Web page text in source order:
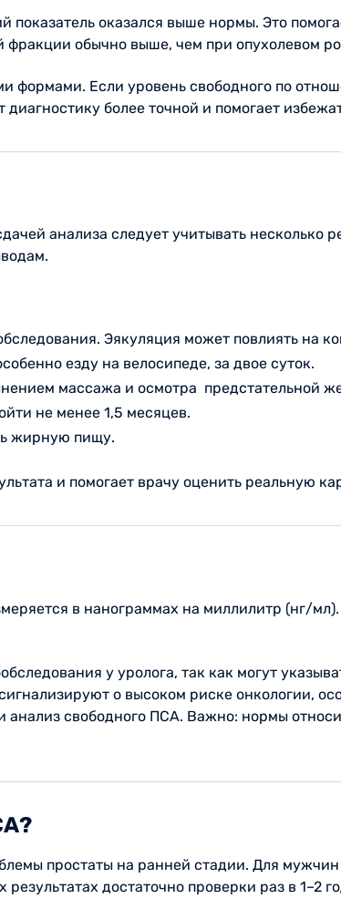
оказался выше нормы. Это
фракции обычно выше, чем при опухолевом
формами. Если уровень свободного по
диагностику более точной и помогает
анализа следует учитывать
Эякуляция может повлиять на
езду на велосипеде, за двое суток.
массажа и осмотра предстательной
не менее 1,5 месяцев.
жирную пищу.
и помогает врачу оценить реальную
в нанограммах на миллилитр (нг/
у уролога, так как могут
о высоком риске онкологии,
свободного ПСА. Важно: нормы
простаты на ранней стадии. Для мужчин
достаточно проверки раз в 1–2